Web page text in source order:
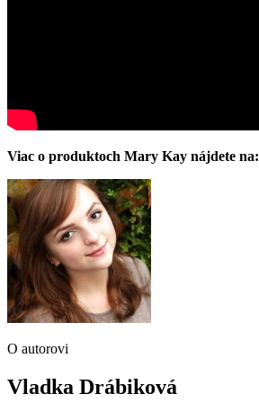
Viac o produktoch Mary Kay nájdete na:
O autorovi
Vladka Drábiková